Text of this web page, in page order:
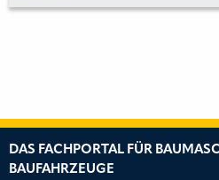
DAS FACHPORTAL FÜR
BAUFAHRZEUGE